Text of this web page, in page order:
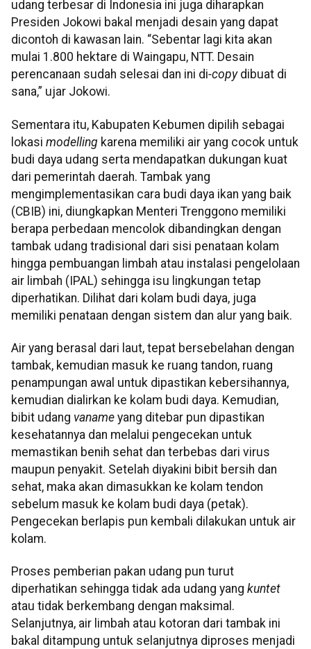
udang terbesar di Indonesia ini juga diharapkan
Presiden Jokowi bakal menjadi desain yang dapat
dicontoh di kawasan lain. “Sebentar lagi kita akan
mulai 1.800 hektare di Waingapu, NTT. Desain
perencanaan sudah selesai dan ini di-copydibuat di
sana,” ujar Jokowi.
Sementara itu, Kabupaten Kebumen dipilih sebagai
lokasi modelling karena memiliki air yang cocok untuk
budi daya udang serta mendapatkan dukungan kuat
dari pemerintah daerah. Tambak yang
mengimplementasikan cara budi daya ikan yang baik
(CBIB) ini, diungkapkan Menteri Trenggono memiliki
berapa perbedaan mencolok dibandingkan dengan
tambak udang tradisional dari sisi penataan kolam
hingga pembuangan limbah atau instalasi pengelolaan
air limbah (IPAL) sehingga isu lingkungan tetap
diperhatikan. Dilihat dari kolam budi daya, juga
memiliki penataan dengan sistem dan alur yang baik.
Air yang berasal dari laut, tepat bersebelahan dengan
tambak, kemudian masuk ke ruang tandon, ruang
penampungan awal untuk dipastikan kebersihannya,
kemudian dialirkan ke kolam budi daya. Kemudian,
bibit udang vaname yang ditebar pun dipastikan
kesehatannya dan melalui pengecekan untuk
memastikan benih sehat dan terbebas dari virus
maupun penyakit. Setelah diyakini bibit bersih dan
sehat, maka akan dimasukkan ke kolam tendon
sebelum masuk ke kolam budi daya (petak).
Pengecekan berlapis pun kembali dilakukan untuk air
kolam.
Proses pemberian pakan udang pun turut
diperhatikan sehingga tidak ada udang yang kuntet
atau tidak berkembang dengan maksimal.
Selanjutnya, air limbah atau kotoran dari tambak ini
bakal ditampung untuk selanjutnya diproses menjadi